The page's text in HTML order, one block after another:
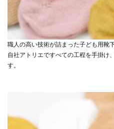
職人の高い技術が詰まった子ども用靴
自社アトリエですべての工程を手掛け
す。